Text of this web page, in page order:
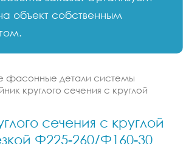
объект собственным
фасонные детали системы
круглого сечения с круглой
сечения с круглой
Ф225-260/Ф160-30